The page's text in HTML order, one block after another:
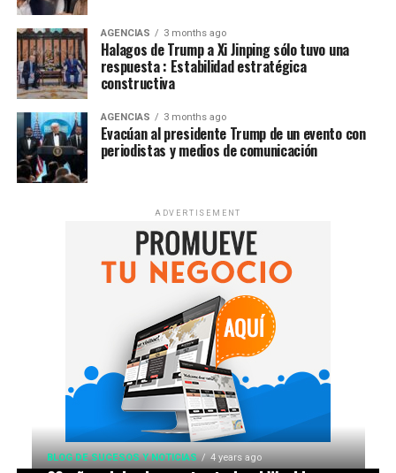
AGENCIAS 3 months ago
Halagos de Trump a Xi Jinping sólo tuvo una
respuesta : Estabilidad estratégica
constructiva
AGENCIAS 3 months ago
Evacúan al presidente Trump de un evento con
periodistas y medios de comunicación
ADVERTISEMENT
BLOG DE SUCESOS Y NOTICIAS 4 years ago